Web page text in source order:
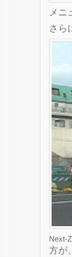
メニ
さら
Next-
方が